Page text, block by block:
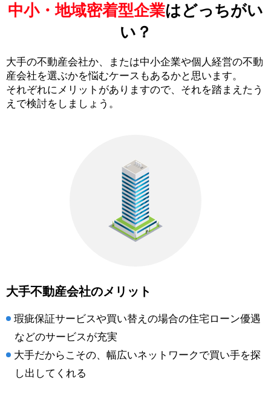
中小・地域密着型企業はどっちがい
い？
大手の不動産会社か、または中小企業や個人経営の不動
産会社を選ぶかを悩むケースもあるかと思います。
それぞれにメリットがありますので、それを踏まえたう
えで検討をしましょう。
大手不動産会社のメリット
瑕疵保証サービスや買い替えの場合の住宅ローン優遇
などのサービスが充実
大手だからこその、幅広いネットワークで買い手を探
し出してくれる